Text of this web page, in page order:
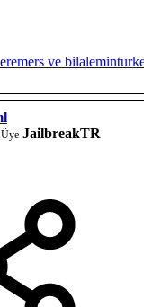
ve
Üye JailbreakTR